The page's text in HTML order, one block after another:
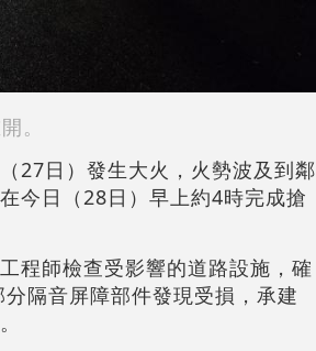
。
27日）發生大火，火勢波及到鄰
今日（28日）早上約4時完成搶
程師檢查受影響的道路設施，確
隔音屏障部件發現受損，承建